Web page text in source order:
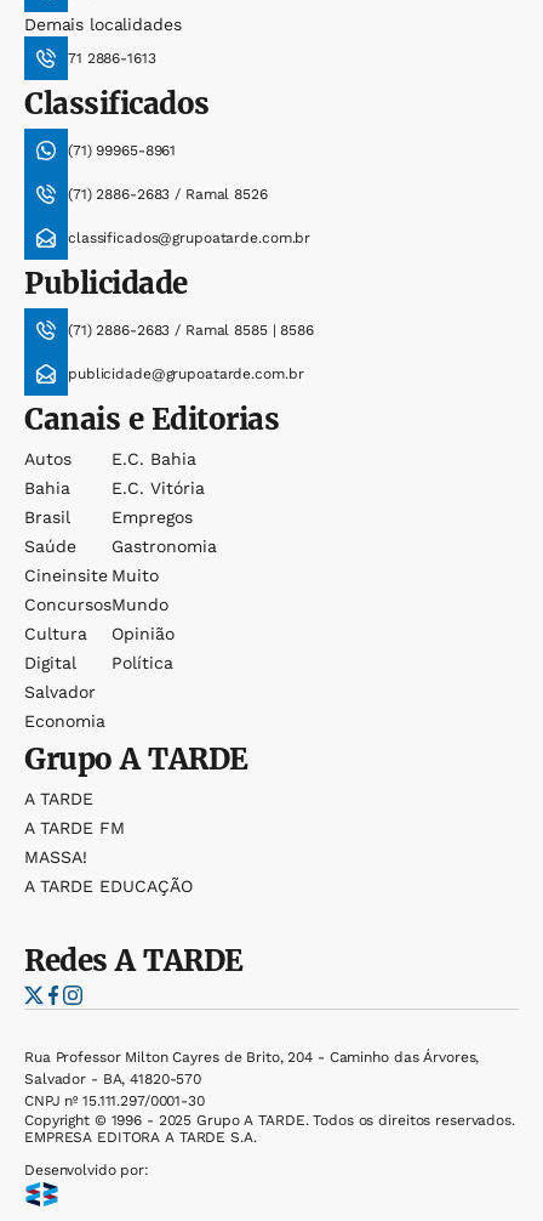
Demais localidades
71 2886-1613
Classificados
(71) 99965-8961
(71) 2886-2683 / Ramal 8526
classificados@grupoatarde.com.br
Publicidade
(71) 2886-2683 / Ramal 8585 | 8586
publicidade@grupoatarde.com.br
Canais e Editorias
Autos
Bahia
Brasil
Saúde
Cineinsite
Concursos
Cultura
Digital
Salvador
Economia
E.c. Bahia
E.c. Vitória
Empregos
Gastronomia
Muito
Mundo
Opinião
Política
GrupoA TARDE
A TARDE
A TARDE FM
MASSA!
A TARDE EDUCAÇÃO
RedesA TARDE
Rua Professor Milton Cayres de Brito, 204 - Caminho das Árvores,
Salvador - BA, 41820-570
CNPJ nº 15.111.297/0001-30
Copyright © 1996 - 2025 Grupo A TARDE. Todos os direitos reservados.
EMPRESA EDITORA A TARDE S.A.
Desenvolvido por: